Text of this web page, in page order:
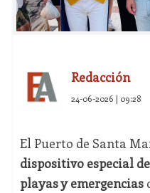
Redacción
24-06-2026 | 09:28
El Puerto de Santa
dispositivo especial
playas y emergencias